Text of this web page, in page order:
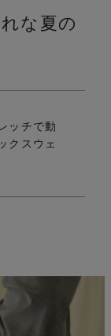
な夏の
ッチで動
クスウェ